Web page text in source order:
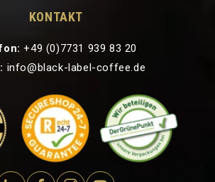
KONTAKT
+49 (0)7731 939 83 20
info@black-label-coffee.de